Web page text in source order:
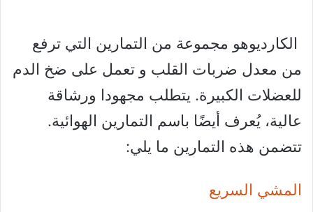
الكارديوهو مجموعة من التمارين التي ترفع
من معدل ضربات القلب و تعمل على ضخ الدم
للعضلات الكبيرة. يتطلب مجهودا ورشاقة
عالية، يُعرف أيضًا باسم التمارين الهوائية.
تتضمن هذه التمارين ما يلي:
المشي السريع